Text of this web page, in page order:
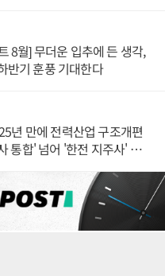
8월] 무더운 입추에 든 생각,
반기 훈풍 기대한다
년 만에 전력산업 구조개편
통합' 넘어 '한전 지주사' 재편